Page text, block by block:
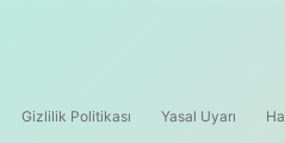
Gizlilik Politikası Yasal Uyarı